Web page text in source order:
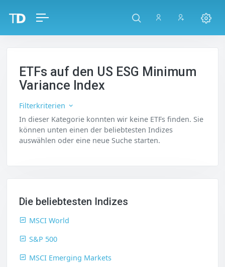
ETFs auf den US ESG Minimum
Variance Index
Filterkriterien
In dieser Kategorie konnten wir keine ETFs finden. Sie
können unten einen der beliebtesten Indizes
auswählen oder eine neue Suche starten.
Die beliebtesten Indizes
MSCI World
S&P 500
MSCI Emerging Markets